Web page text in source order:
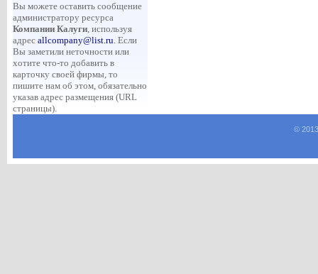
Вы можете оставить сообщение
администратору ресурса
Компании Калуги, используя
адрес allcompany@list.ru. Если
Вы заметили неточности или
хотите что-то добавить в
карточку своей фирмы, то
пишите нам об этом, обязательно
указав адрес размещения (URL
страницы).
©